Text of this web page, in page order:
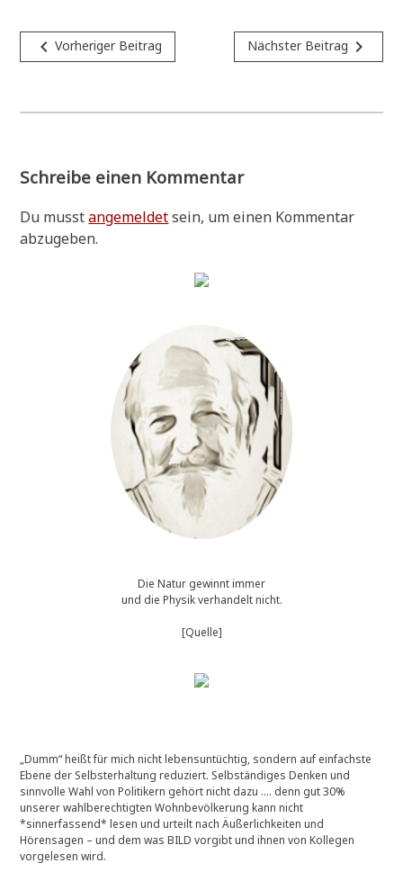
Beitragsnavigation
navigate_beforeVorheriger Beitrag Nächster Beitrag navigate_next
Schreibe einen Kommentar
Du musstangemeldetsein, um einen Kommentar
abzugeben.
Die Natur gewinnt immer
und die Physik verhandelt nicht.
[Quelle]
„Dumm“ heißt für mich nicht lebensuntüchtig, sondern auf einfachste
Ebene der Selbsterhaltung reduziert. Selbständiges Denken und
sinnvolle Wahl von Politikern gehört nicht dazu …. denn gut 30%
unserer wahlberechtigten Wohnbevölkerung kann nicht
*sinnerfassend* lesen und urteilt nach Äußerlichkeiten und
Hörensagen – und dem was BILD vorgibt und ihnen von Kollegen
vorgelesen wird.